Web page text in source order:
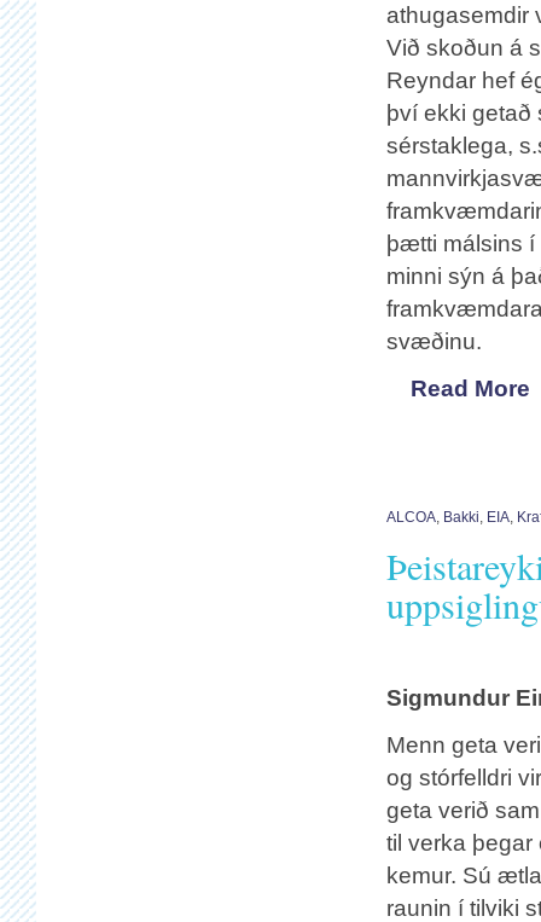
athugasemdir
Við skoðun á
Reyndar hef
því ekki
sérstaklega,
þætti málsins í
minni sýn á
svæðinu.
Read More
ALCOA, Bakki, EIA,
Sigmundur
Menn geta
og stórfelldri
geta verið
til verka
kemur. Sú
raunin í tilviki